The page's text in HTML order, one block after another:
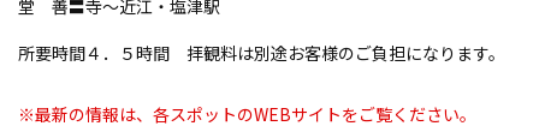
堂 善〓寺〜近江・塩津駅
所要時間４．５時間 拝観料は別途お客様のご負担になります。
※最新の情報は、各スポットのWEBサイトをご覧ください。